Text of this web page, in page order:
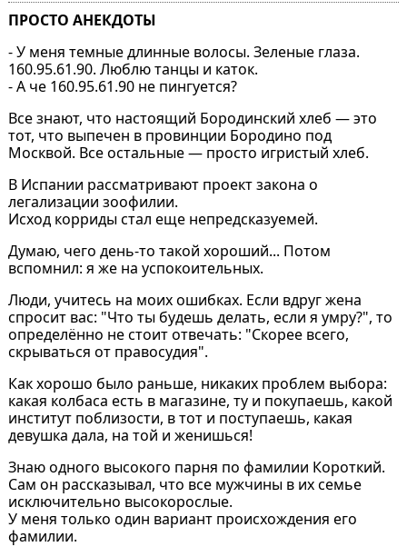
ПРОСТО АНЕКДОТЫ
- У меня темные длинные волосы. Зеленые глаза.
160.95.61.90. Люблю танцы и каток.
- А че 160.95.61.90 не пингуется?
Все знают, что настоящий Бородинский хлеб — это
тот, что выпечен в провинции Бородино под
Москвой. Все остальные — просто игристый хлеб.
В Испании рассматривают проект закона о
легализации зоофилии.
Исход корриды стал еще непредсказуемей.
Думаю, чего день-то такой хороший... Потом
вспомнил: я же на успокоительных.
Люди, учитесь на моих ошибках. Если вдруг жена
спросит вас: "Что ты будешь делать, если я умру?", то
определённо не стоит отвечать: "Скорее всего,
скрываться от правосудия".
Как хорошо было раньше, никаких проблем выбора:
какая колбаса есть в магазине, ту и покупаешь, какой
институт поблизости, в тот и поступаешь, какая
девушка дала, на той и женишься!
Знаю одного высокого парня по фамилии Короткий.
Сам он рассказывал, что все мужчины в их семье
исключительно высокорослые.
У меня только один вариант происхождения его
фамилии.